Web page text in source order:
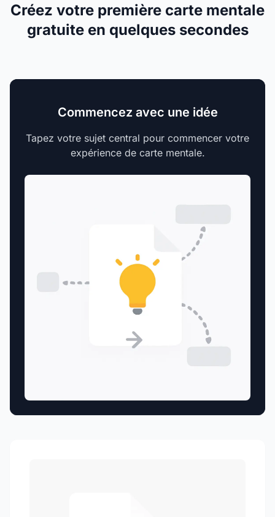
Créez votre première carte mentale
gratuite en quelques secondes
Commencez avec une idée
Tapez votre sujet central pour commencer votre
expérience de carte mentale.